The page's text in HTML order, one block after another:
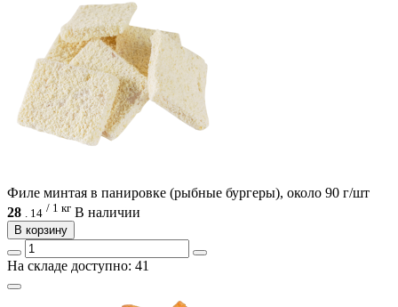
Филе минтая в панировке (рыбные бургеры), около 90 г/шт
28 . 14 / 1 кг В наличии
В корзину
На складе доступно: 41